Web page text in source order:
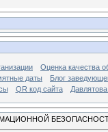
Оценка качества
даты
Блог
QR код сайта